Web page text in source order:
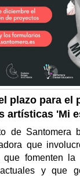
plazo para el
artísticas 'Mi
de Santomera
que
que fomenten
y que